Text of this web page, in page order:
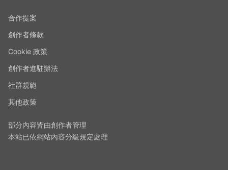
合作提案
創作者條款
Cookie 政策
創作者進駐辦法
社群規範
其他政策
部分內容皆由創作者管理
本站已依網站內容分級規定處理